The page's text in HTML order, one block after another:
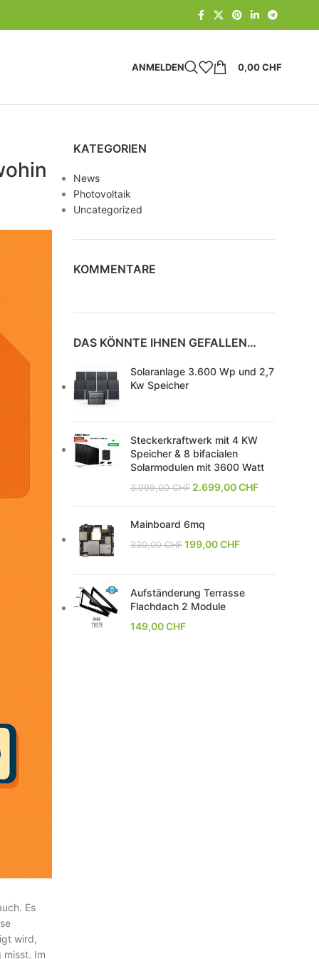
ANMELDEN 0,00CHF
Es
wird,
misst. Im
KATEGORIEN
News
Photovoltaik
Uncategorized
KOMMENTARE
DAS KÖNNTE IHNEN GEFALLEN…
Solaranlage 3.600 Wp und 2,7
Kw Speicher
Steckerkraftwerk mit 4 KW
Speicher & 8 bifacialen
Solarmodulen mit 3600 Watt
3.999,00CHF 2.699,00CHF
Mainboard 6mq
330,00CHF 199,00CHF
Aufständerung Terrasse
Flachdach 2 Module
149,00CHF